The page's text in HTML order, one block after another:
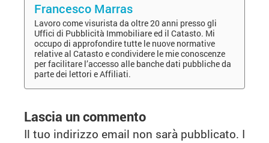
Francesco Marras
Lavoro come visurista da oltre 20 anni presso gli
Uffici di Pubblicità Immobiliare ed il Catasto. Mi
occupo di approfondire tutte le nuove normative
relative al Catasto e condividere le mie conoscenze
per facilitare l’accesso alle banche dati pubbliche da
parte dei lettori e Affiliati.
Lascia un commento
Il tuo indirizzo email non sarà pubblicato. I